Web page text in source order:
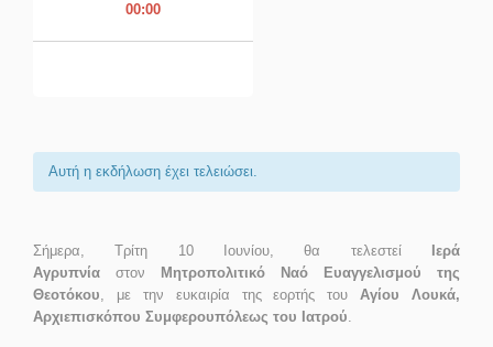
00:00
Αυτή η εκδήλωση έχει τελειώσει.
Σήμερα, Τρίτη 10 Ιουνίου, θα τελεστεί
Ιερά
Αγρυπνία στον
Μητροπολιτικό Ναό Ευαγγελισμού της
Θεοτόκου, με την ευκαιρία της εορτής τουΑγίου Λουκά,
Αρχιεπισκόπου Συμφερουπόλεως του Ιατρού.